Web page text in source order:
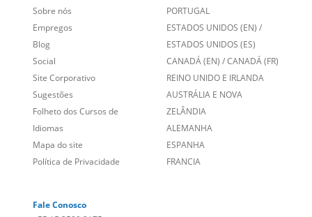
Links Relacionados
Entre em contato
Sobre nós
Empregos
Blog
Social
Site Corporativo
Sugestões
Folheto dos Cursos de
Idiomas
No mundo todo
BRASIL
PORTUGAL
ESTADOS UNIDOS (EN)/
ESTADOS UNIDOS (ES)
CANADÁ (EN) /CANADÁ (FR)
REINO UNIDO E IRLANDA
AUSTRÁLIA E NOVA
ZELÂNDIA
ALEMANHA